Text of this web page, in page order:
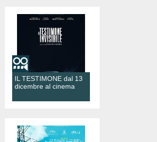
IL TESTIMONE dal 13
dicembre al cinema